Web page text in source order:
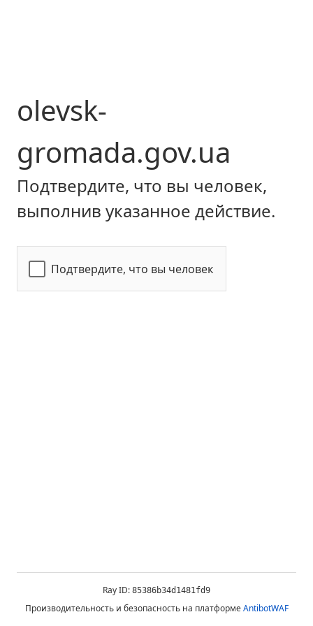
olevsk-
gromada.gov.ua
Подтвердите, что вы человек,
выполнив указанное действие.
Подтвердите, что вы человек
Ray ID: 85386b34d1481fd9
Производительность и безопасность на платформеAntibotWAF